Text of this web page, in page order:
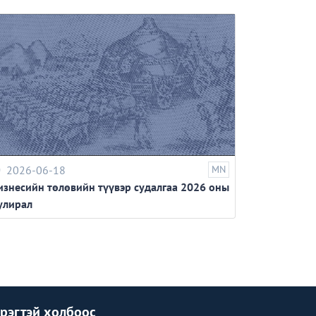
2026-06-18 MN
төлөвийн түүвэр судалгаа 2026 оны
холбоос